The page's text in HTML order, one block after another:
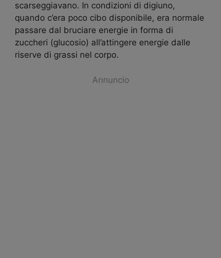
scarseggiavano. In condizioni di digiuno,
quando c’era poco cibo disponibile, era normale
passare dal bruciare energie in forma di
zuccheri (glucosio) all’attingere energie dalle
riserve di grassi nel corpo.
Annuncio